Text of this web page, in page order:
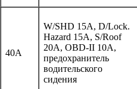
40A
W/SHD 15А, D/Lock.
Hazard 15А, S/Roof
20A, OBD-II 10А,
предохранитель
водительского
сидения